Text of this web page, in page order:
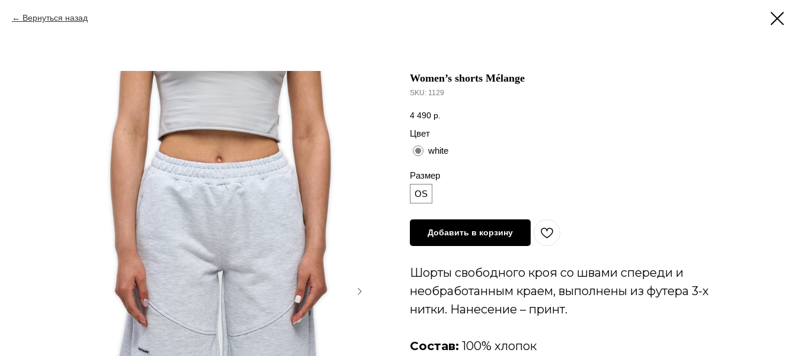
Вернуться назад
Women’s shorts Mélange
SKU: 1129
4 490 р.
Цвет
white
Размер
OS
Добавить в корзину
Шорты свободного кроя со швами спереди и
необработанным краем, выполнены из футера 3-х
нитки. Нанесение – принт.
Состав: 100% хлопок